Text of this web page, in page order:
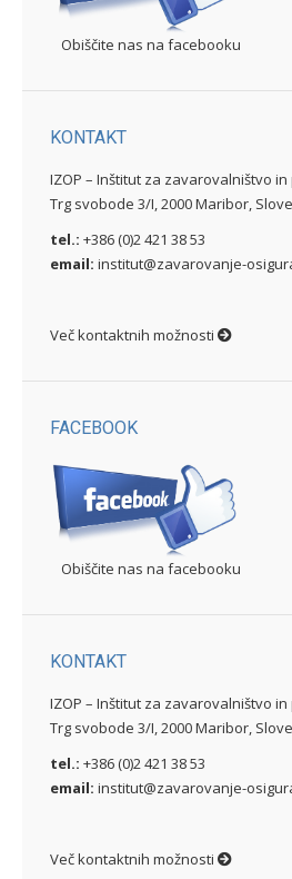
Obiščite nas na facebooku
KONTAKT
IZOP – Inštitut za zavarovalništvo
Trg svobode 3/I, 2000 Maribor,
tel.: +386 (0)2 421 38 53
email: institut@zavarovanje-
Več kontaktnih možnosti
FACEBOOK
Obiščite nas na facebooku
KONTAKT
IZOP – Inštitut za zavarovalništvo
Trg svobode 3/I, 2000 Maribor,
tel.: +386 (0)2 421 38 53
email: institut@zavarovanje-
Več kontaktnih možnosti